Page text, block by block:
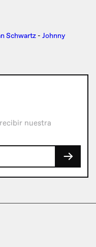
Schwartz - Johnny
nuestra
→